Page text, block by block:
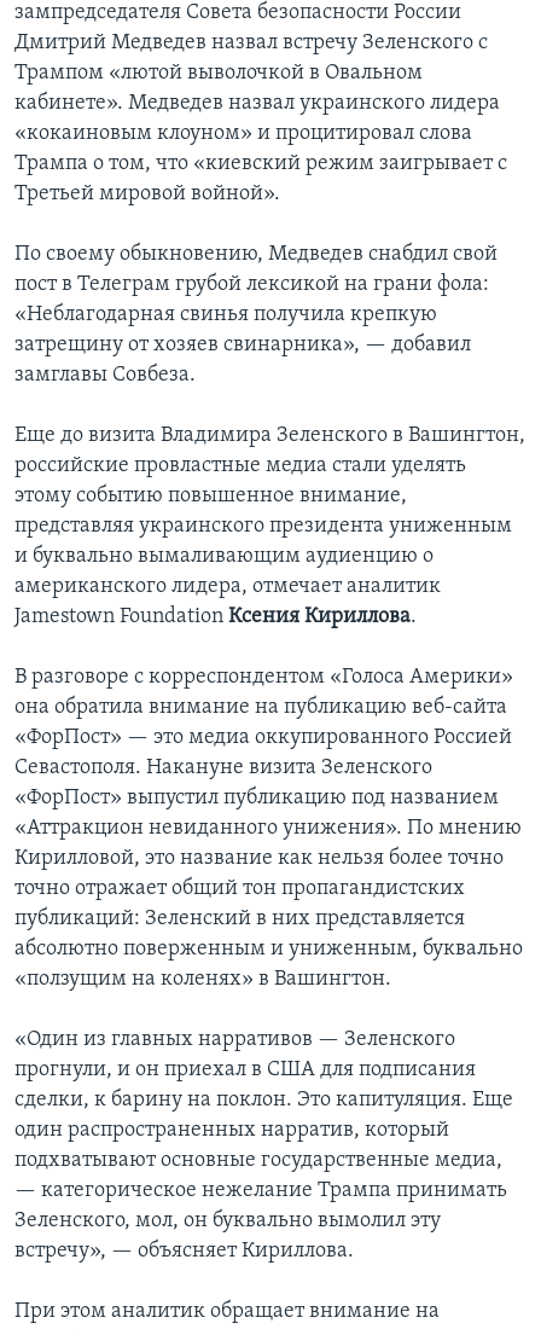
720p 1080p
1080p
зампредседателя Совета безопасности России
Дмитрий Медведев назвал встречу Зеленского с
Трампом «лютой выволочкой в Овальном
кабинете». Медведев назвал украинского лидера
«кокаиновым клоуном» и процитировал слова
Трампа о том, что «киевский режим заигрывает с
Третьей мировой войной».
По своему обыкновению, Медведев снабдил свой
пост в Телеграм грубой лексикой на грани фола:
«Неблагодарная свинья получила крепкую
затрещину от хозяев свинарника», — добавил
замглавы Совбеза.
Еще до визита Владимира Зеленского в Вашингтон,
российские провластные медиа стали уделять
этому событию повышенное внимание,
представляя украинского президента униженным
и буквально вымаливающим аудиенцию о
американского лидера, отмечает аналитик
Jamestown Foundation Ксения Кириллова.
В разговоре с корреспондентом «Голоса Америки»
она обратила внимание на публикацию веб-сайта
«ФорПост» — это медиа оккупированного Россией
Севастополя. Накануне визита Зеленского
«ФорПост» выпустил публикацию под названием
«Аттракцион невиданного унижения». По мнению
Кирилловой, это название как нельзя более точно
точно отражает общий тон пропагандистских
публикаций: Зеленский в них представляется
абсолютно поверженным и униженным, буквально
«ползущим на коленях» в Вашингтон.
«Один из главных нарративов — Зеленского
прогнули, и он приехал в США для подписания
сделки, к барину на поклон. Это капитуляция. Еще
один распространенных нарратив, который
подхватывают основные государственные медиа,
— категорическое нежелание Трампа принимать
Зеленского, мол, он буквально вымолил эту
встречу», — объясняет Кириллова.
При этом аналитик обращает внимание на